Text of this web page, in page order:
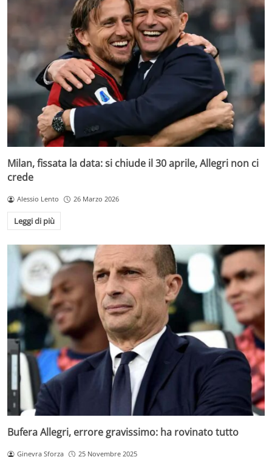
Milan, fissata la data: si chiude il 30 aprile, Allegri non ci
crede
Alessio Lento 26 Marzo 2026
Leggi di più
Bufera Allegri, errore gravissimo: ha rovinato tutto
Ginevra Sforza 25 Novembre 2025